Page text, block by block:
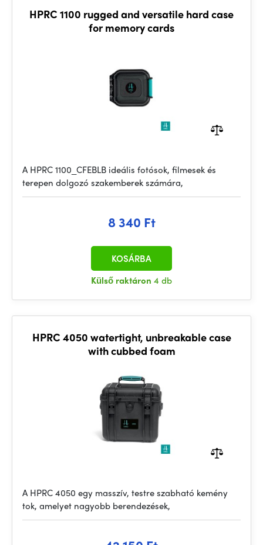
HPRC 1100 rugged and versatile hard case
for memory cards
A HPRC 1100_CFEBLB ideális fotósok, filmesek és
terepen dolgozó szakemberek számára,
8 340 Ft
Külső raktáron 4 db
KOSÁRBA
HPRC 4050 watertight, unbreakable case
with cubbed foam
A HPRC 4050 egy masszív, testre szabható kemény
tok, amelyet nagyobb berendezések,